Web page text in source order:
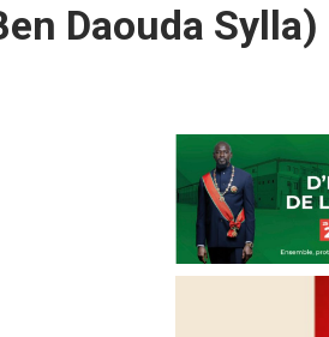
Daouda Sylla)